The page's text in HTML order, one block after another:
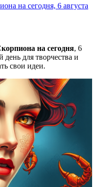
на сегодня, 6 августа
на сегодня, 6
для творчества и
свои идеи.